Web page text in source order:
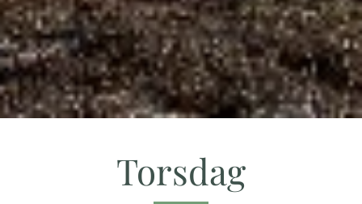
Torsdag